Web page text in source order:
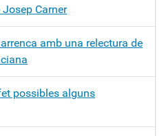
Carner
amb una relectura de
possibles alguns